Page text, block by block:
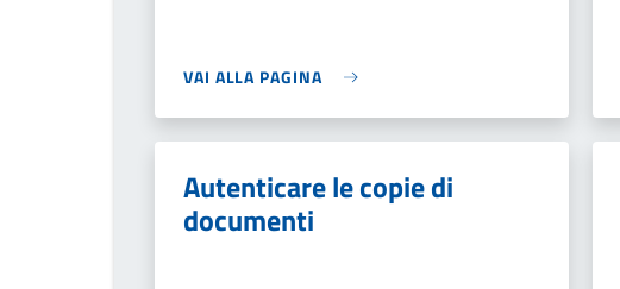
VAI ALLA PAGINA
Autenticare le copie di
documenti